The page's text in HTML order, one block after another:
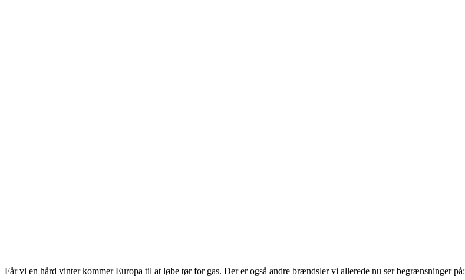
Får vi en hård vinter kommer Europa til at løbe tør for gas. Der er også andre brændsler vi allerede nu ser begrænsninger på: